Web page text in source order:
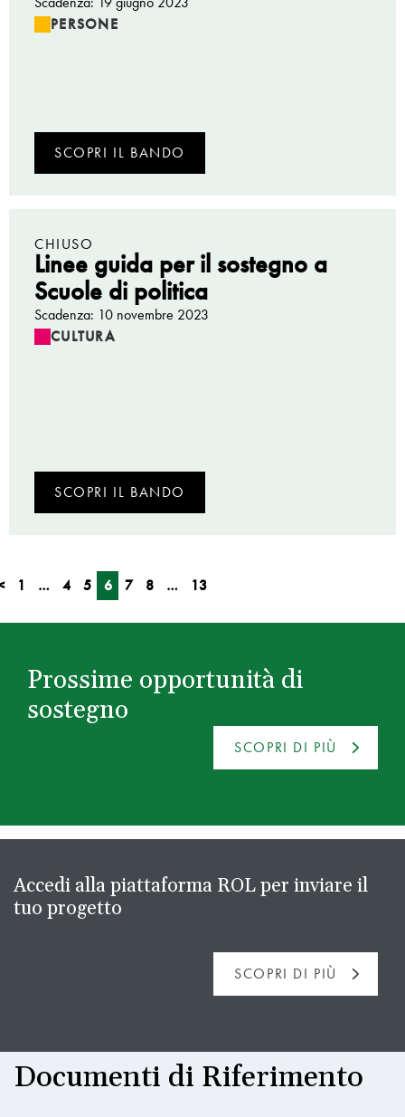
PERSONE
SCOPRI IL BANDO
CHIUSO
Linee guida per il sostegno a
Scuole di politica
Scadenza: 10 novembre 2023
CULTURA
SCOPRI IL BANDO
1 … 4 5 6 7 8 … 13
Prossime opportunità di
sostegno
SCOPRI DI PIÙ
Accedi alla piattaforma ROL per inviare il
tuo progetto
SCOPRI DI PIÙ
Documenti di Riferimento